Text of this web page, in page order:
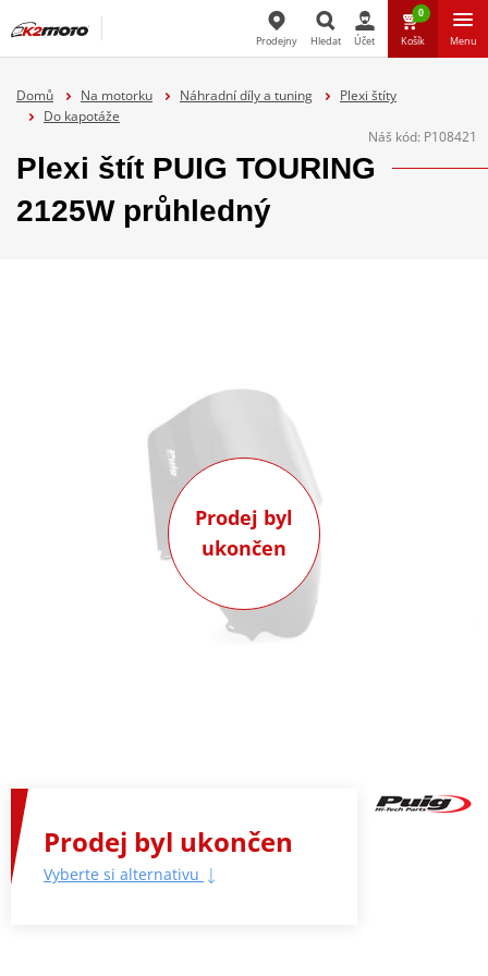
Prodejny Hledat Účet
0
Košík Menu
Domů Na motorku Náhradní díly a tuning
Plexi štíty
Do kapotáže
Náš kód: P108421
Plexi štít PUIG TOURING
2125W průhledný
Prodej byl
ukončen
Prodej byl ukončen
Vyberte si alternativu